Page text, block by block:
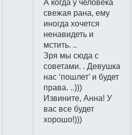
А когда у человека
свежая рана, ему
иногда хочется
ненавидеть и
мстить. ..
Зря мы сюда с
советами. . Девушка
нас ‘пошлет’ и будет
права. ..)))
Извините, Анна! У
вас все будет
хорошо!)))